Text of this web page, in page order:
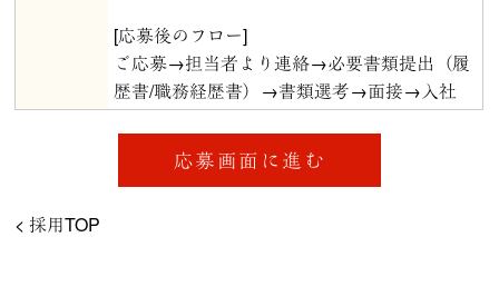
[応募後のフロー]
ご応募→担当者より連絡→必要書類提出（履
歴書/職務経歴書）→書類選考→面接→入社
応募画面に進む
< 採用TOP